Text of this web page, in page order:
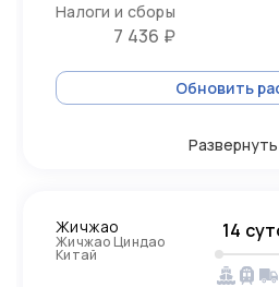
Налоги и сборы
7 436 ₽
Обновить
Развернуть
Жичжао
Жичжао Циндао
Китай
14